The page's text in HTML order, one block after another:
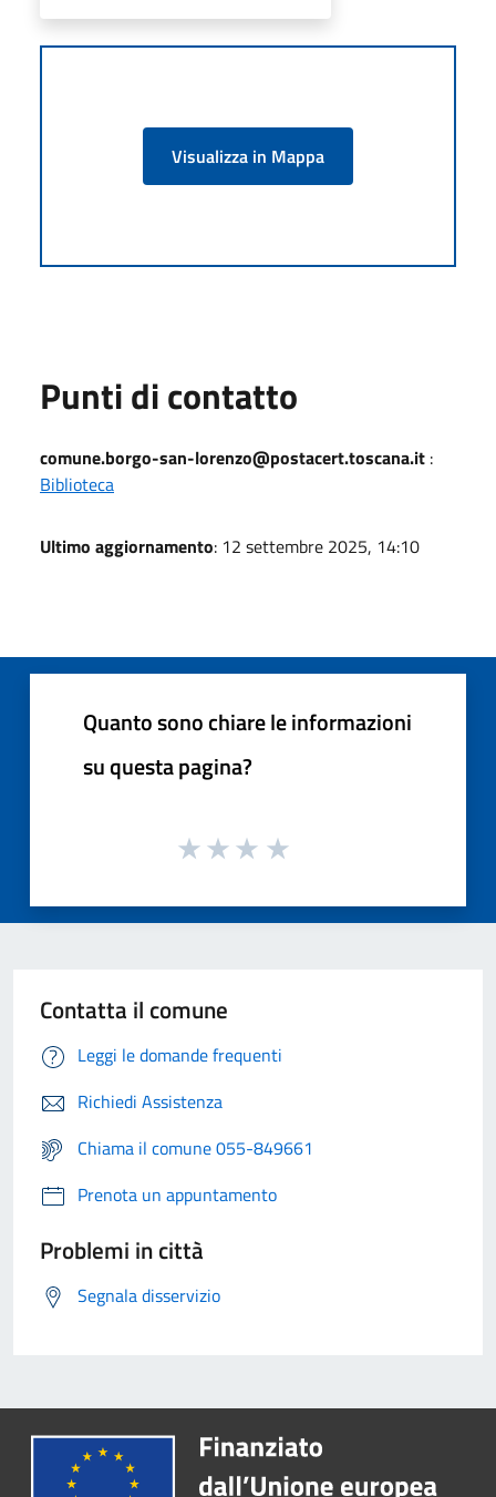
Visualizza in Mappa
Punti di contatto
comune.borgo-san-lorenzo@postacert.toscana.it :
Biblioteca
Ultimo aggiornamento: 12 settembre 2025, 14:10
Quanto sono chiare le informazioni
su questa pagina?
Contatta il comune
Leggi le domande frequenti
Richiedi Assistenza
Chiama il comune 055-849661
Prenota un appuntamento
Problemi in città
Segnala disservizio